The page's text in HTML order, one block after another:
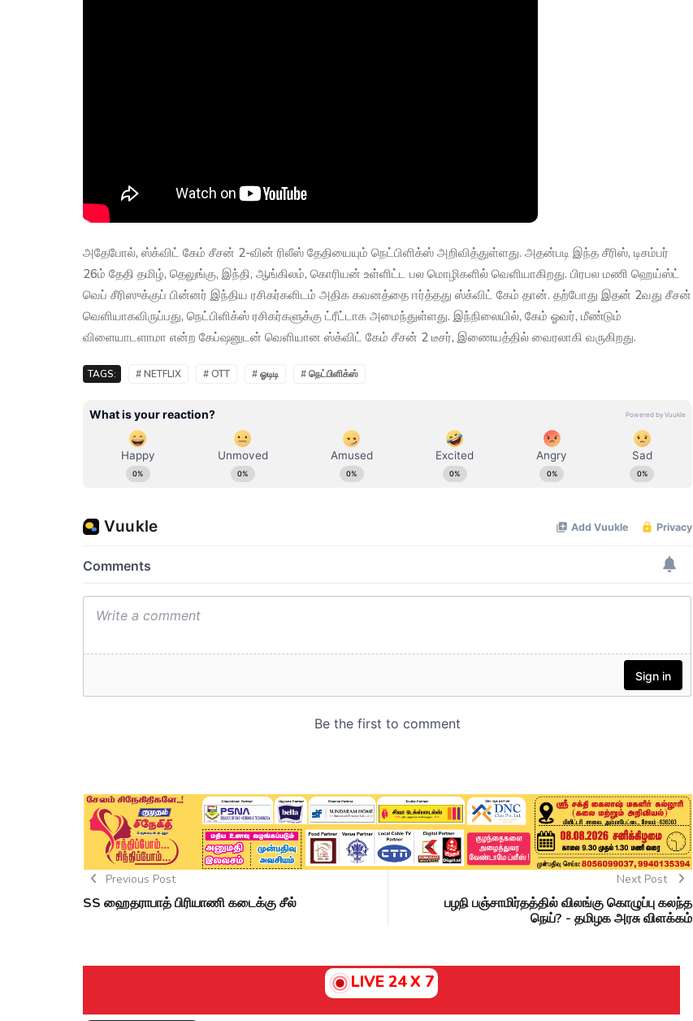
அதேபோல், ஸ்க்விட் கேம் சீசன் 2-வின் ரிலீஸ் தேதியையும் நெட்பிளிக்ஸ் அறிவித்துள்ளது. அதன்படி இந்த சீரிஸ், டிசம்பர்
26ம் தேதி தமிழ், தெலுங்கு, இந்தி, ஆங்கிலம், கொரியன் உள்ளிட்ட பல மொழிகளில் வெளியாகிறது. பிரபல மணி ஹெய்ஸ்ட்
வெப் சீரிஸுக்குப் பின்னர் இந்திய ரசிகர்களிடம் அதிக கவனத்தை ஈர்த்தது ஸ்க்விட் கேம் தான். தற்போது இதன் 2வது சீசன்
வெளியாகவிருப்பது, நெட்பிளிக்ஸ் ரசிகர்களுக்கு ட்ரீட்டாக அமைந்துள்ளது. இந்நிலையில், கேம் ஓவர், மீண்டும்
விளையாடளாமா என்ற கேப்ஷனுடன் வெளியான ஸ்க்விட் கேம் சீசன் 2 டீசர், இணையத்தில் வைரலாகி வருகிறது.
TAGS: # NETFLIX # OTT # ஓடிடி # நெட்பிளிக்ஸ்
Previous Post
SS ஹைதராபாத் பிரியாணி கடைக்கு சீல்
Next Post
பழநி பஞ்சாமிர்தத்தில் விலங்கு கொழுப்பு கலந்த
நெய்? - தமிழக அரசு விளக்கம்
LIVE 24 X 7